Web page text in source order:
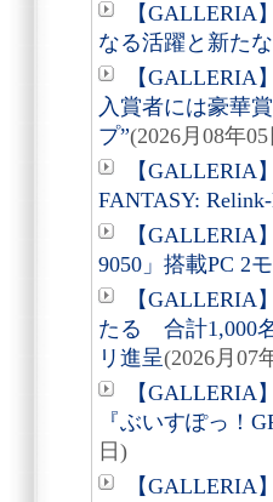
【
なる活躍と新た
【
入賞者には豪華
プ”(2026月08年
【
FANTASY:
【
9050」搭載PC 2
【GALLERIA
たる 合計1,000
リ進呈(2026月07
【
『ぶいすぽっ！
日)
【